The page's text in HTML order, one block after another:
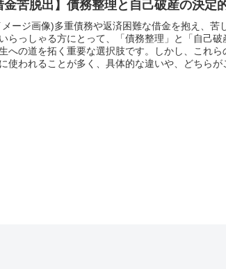
金苦脱出】債務整理と自己破産の決定
ージ画像)多重債務や返済困難な借金を抱え、苦
らっしゃる方にとって、「債務整理」と「自己破
への道を拓く重要な選択肢です。しかし、これら
使われることが多く、具体的な違いや、どちらが